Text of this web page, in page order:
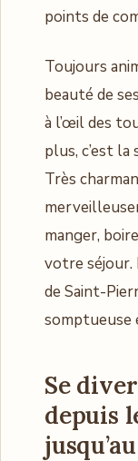
points de
Toujours
beauté de
à l’œil des
plus, c’est
Très
manger,
votre séjour.
de Saint-
somptueuse
Se
depuis